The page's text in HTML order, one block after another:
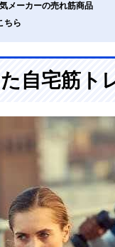
メーカーの売れ筋商品
ちら
自宅筋ト